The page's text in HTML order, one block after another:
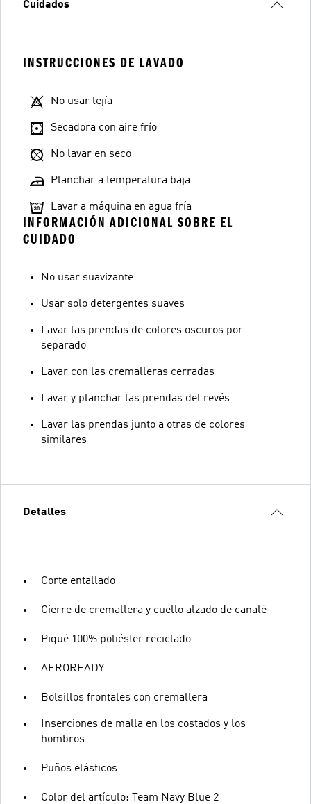
Cuidados
INSTRUCCIONES DE LAVADO
No usar lejía
Secadora con aire frío
No lavar en seco
Planchar a temperatura baja
Lavar a máquina en agua fría
INFORMACIÓN ADICIONAL SOBRE EL
CUIDADO
No usar suavizante
Usar solo detergentes suaves
Lavar las prendas de colores oscuros por
separado
Lavar con las cremalleras cerradas
Lavar y planchar las prendas del revés
Lavar las prendas junto a otras de colores
similares
Detalles
Corte entallado
Cierre de cremallera y cuello alzado de canalé
Piqué 100% poliéster reciclado
AEROREADY
Bolsillos frontales con cremallera
Inserciones de malla en los costados y los
hombros
Puños elásticos
Color del artículo: Team Navy Blue 2